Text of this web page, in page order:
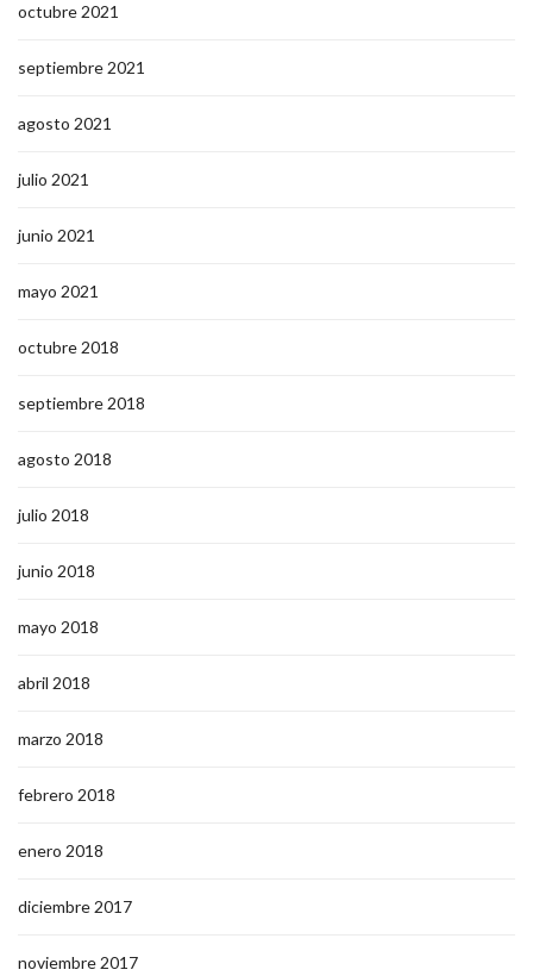
octubre 2021
septiembre 2021
agosto 2021
julio 2021
junio 2021
mayo 2021
octubre 2018
septiembre 2018
agosto 2018
julio 2018
junio 2018
mayo 2018
abril 2018
marzo 2018
febrero 2018
enero 2018
diciembre 2017
noviembre 2017